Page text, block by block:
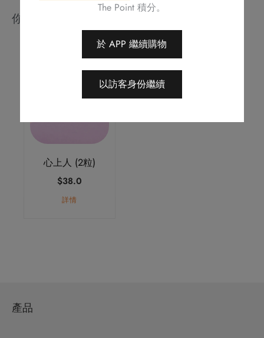
你可能會喜歡
心上人 (2粒)
$38.0
詳情
產品
The Point 積分。
於 APP 繼續購物
以訪客身份繼續